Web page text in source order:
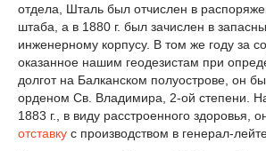
отдела, Шталь был отчислен в
штаба, а в 1880 г. был зачислен в
инженерному корпусу. В том же году за
оказанное нашим геодезистам при
долгот на Балканском полуострове, он
орденом Св. Владимира, 2-ой степени.
1883 г., в виду расстроенного здоровья,
отставку с производством в генерал-